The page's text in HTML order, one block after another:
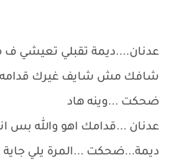
عدنان....ديمة تقبلي تعيشي ف
شافك مش شايف غيرك قدامه
ضحكت ...وينه هاد
عدنان ...قدامك اهو والله بس
ديمة...ضحكت ...المرة يلي جاية